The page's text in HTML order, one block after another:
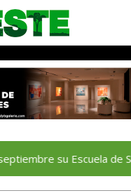
Escuela de Servicios